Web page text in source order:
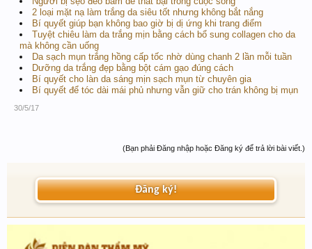
2 loại mặt nạ làm trắng da siêu tốt nhưng không bắt nắng
Bí quyết giúp bạn không bao giờ bị dị ứng khi trang điểm
Tuyệt chiêu làm da trắng mịn bằng cách bổ sung collagen cho da
mà không cần uống
Da sạch mụn trắng hồng cấp tốc nhờ dùng chanh 2 lần mỗi tuần
Dưỡng da trắng đẹp bằng bột cám gạo đúng cách
Bí quyết cho làn da sáng mịn sạch mụn từ chuyên gia
Bí quyết để tóc dài mái phủ nhưng vẫn giữ cho trán không bị mụn
30/5/17
(Bạn phải Đăng nhập hoặc Đăng ký để trả lời bài viết.)
Đăng ký!